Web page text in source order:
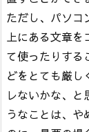
ただし、パソコ
上にある文章を
て使ったりする
どをとても厳し
レないかな、と
うなことは、